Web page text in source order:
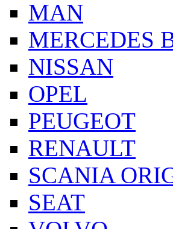
MAN
MERCEDES
NISSAN
OPEL
PEUGEOT
RENAULT
SCANIA
SEAT